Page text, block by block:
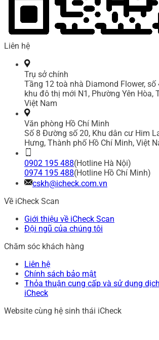
Liên hệ
Trụ sở chính
Tầng 12 toà nhà Diamond Flower, số
khu đô thị mới N1, Phường Yên Hòa,
Việt Nam
Văn phòng Hồ Chí Minh
Số 8 Đường số 20, Khu dân cư Him
Hưng, Thành phố Hồ Chí Minh, Việt
0902 195 488(Hotline Hà Nội)
0974 195 488(Hotline Hồ Chí Minh)
cskh@icheck.com.vn
Về iCheck Scan
Giới thiệu về iCheck Scan
Đội ngũ của chúng tôi
Chăm sóc khách hàng
Liên hệ
Chính sách bảo mật
Thỏa thuận cung cấp và sử dụng
iCheck
Website cùng hệ sinh thái iCheck